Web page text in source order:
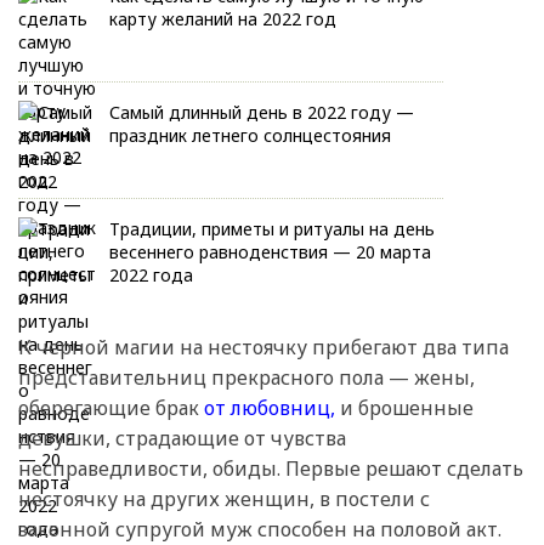
карту желаний на 2022 год
Самый длинный день в 2022 году —
праздник летнего солнцестояния
Традиции, приметы и ритуалы на день
весеннего равноденствия — 20 марта
2022 года
К черной магии на нестоячку прибегают два типа
представительниц прекрасного пола — жены,
оберегающие бракот любовниц, и брошенные
девушки, страдающие от чувства
несправедливости, обиды. Первые решают сделать
нестоячку на других женщин, в постели с
законной супругой муж способен на половой акт.